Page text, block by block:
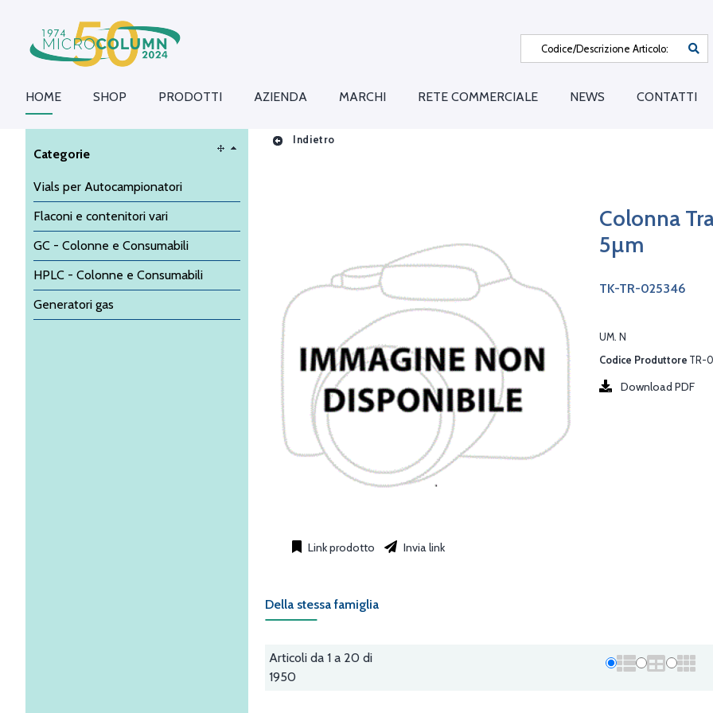
HOME SHOP PRODOTTI AZIENDA MARCHI RETE COMMERCIALE NEWS CONTATTI
Categorie
Vials per Autocampionatori
Flaconi e contenitori vari
GC - Colonne e Consumabili
HPLC - Colonne e Consumabili
Generatori gas
Indietro
Colonna
5µm
TK-TR-025346
UM. N
Download PDF
Codice Produttore TR-
Link prodotto Invia link
Della stessa famiglia
Articoli da 1 a 20 di
1950